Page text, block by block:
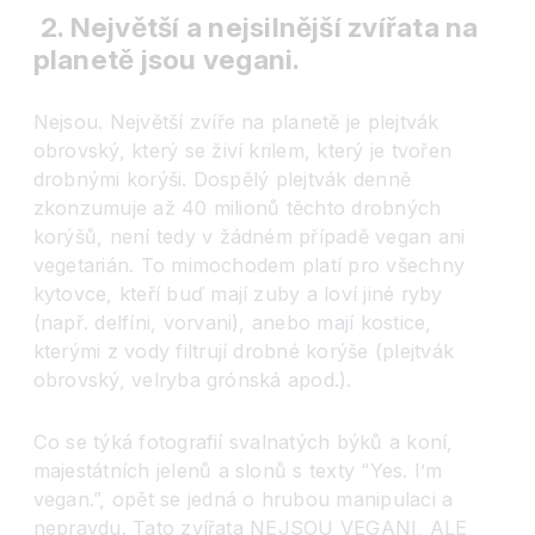
2. Největší a nejsilnější zvířata na
planetě jsou vegani.
Nejsou. Největší zvíře na planetě je plejtvák
obrovský, který se živí krilem, který je tvořen
drobnými korýši. Dospělý plejtvák denně
zkonzumuje až 40 milionů těchto drobných
korýšů, není tedy v žádném případě vegan ani
vegetarián. To mimochodem platí pro všechny
kytovce, kteří buď mají zuby a loví jiné ryby
(např. delfíni, vorvani), anebo mají kostice,
kterými z vody filtrují drobné korýše (plejtvák
obrovský, velryba grónská apod.).
Co se týká fotografií svalnatých býků a koní,
majestátních jelenů a slonů s texty “Yes. I’m
vegan.”, opět se jedná o hrubou manipulaci a
nepravdu. Tato zvířata NEJSOU VEGANI, ALE